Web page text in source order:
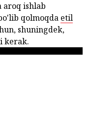
aroq ishlab
qolmoqda etil
shuningdek,
kerak.